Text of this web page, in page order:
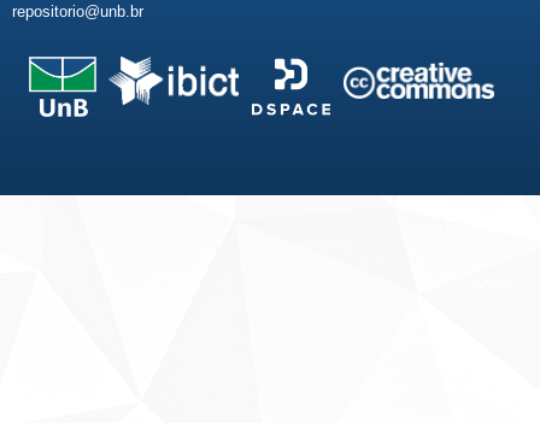
repositorio@unb.br